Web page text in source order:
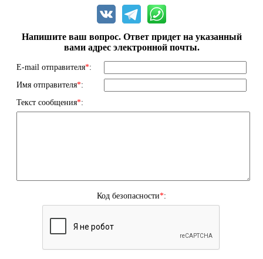
Напишите ваш вопрос. Ответ придет на указанный
вами адрес электронной почты.
E-mail отправителя*:
Имя отправителя*:
Текст сообщения*:
Код безопасности*: